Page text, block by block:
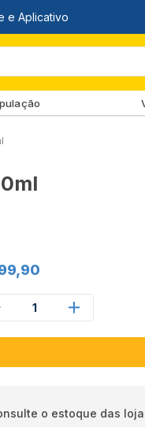
1
o estoque das